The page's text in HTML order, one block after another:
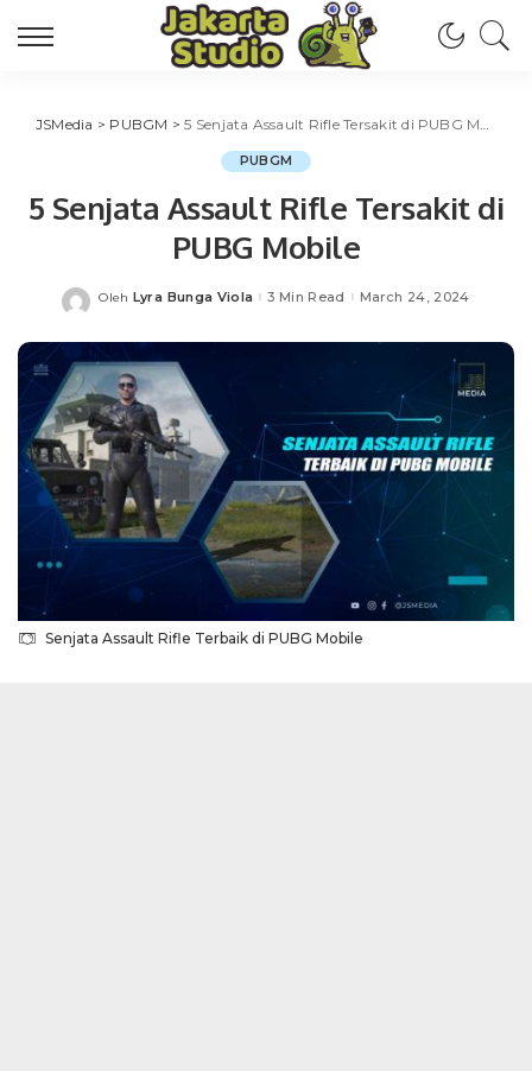
JSMedia > PUBGM >5 Senjata Assault Rifle Tersakit di PUBG Mobile
PUBGM
5 Senjata Assault Rifle Tersakit di
PUBG Mobile
Posted
Oleh Lyra Bunga Viola 3 Min Read March 24, 2024
Senjata Assault Rifle Terbaik di PUBG Mobile